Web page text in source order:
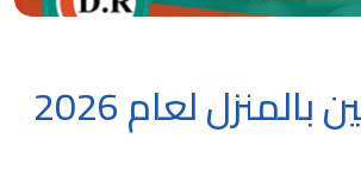
رعاية مسنين بالمنزل لعام 2026